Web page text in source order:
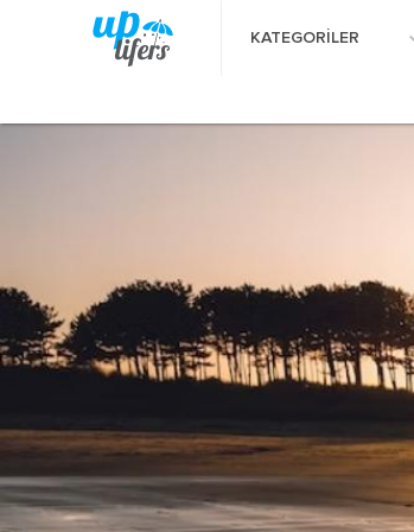
KATEGORİLER